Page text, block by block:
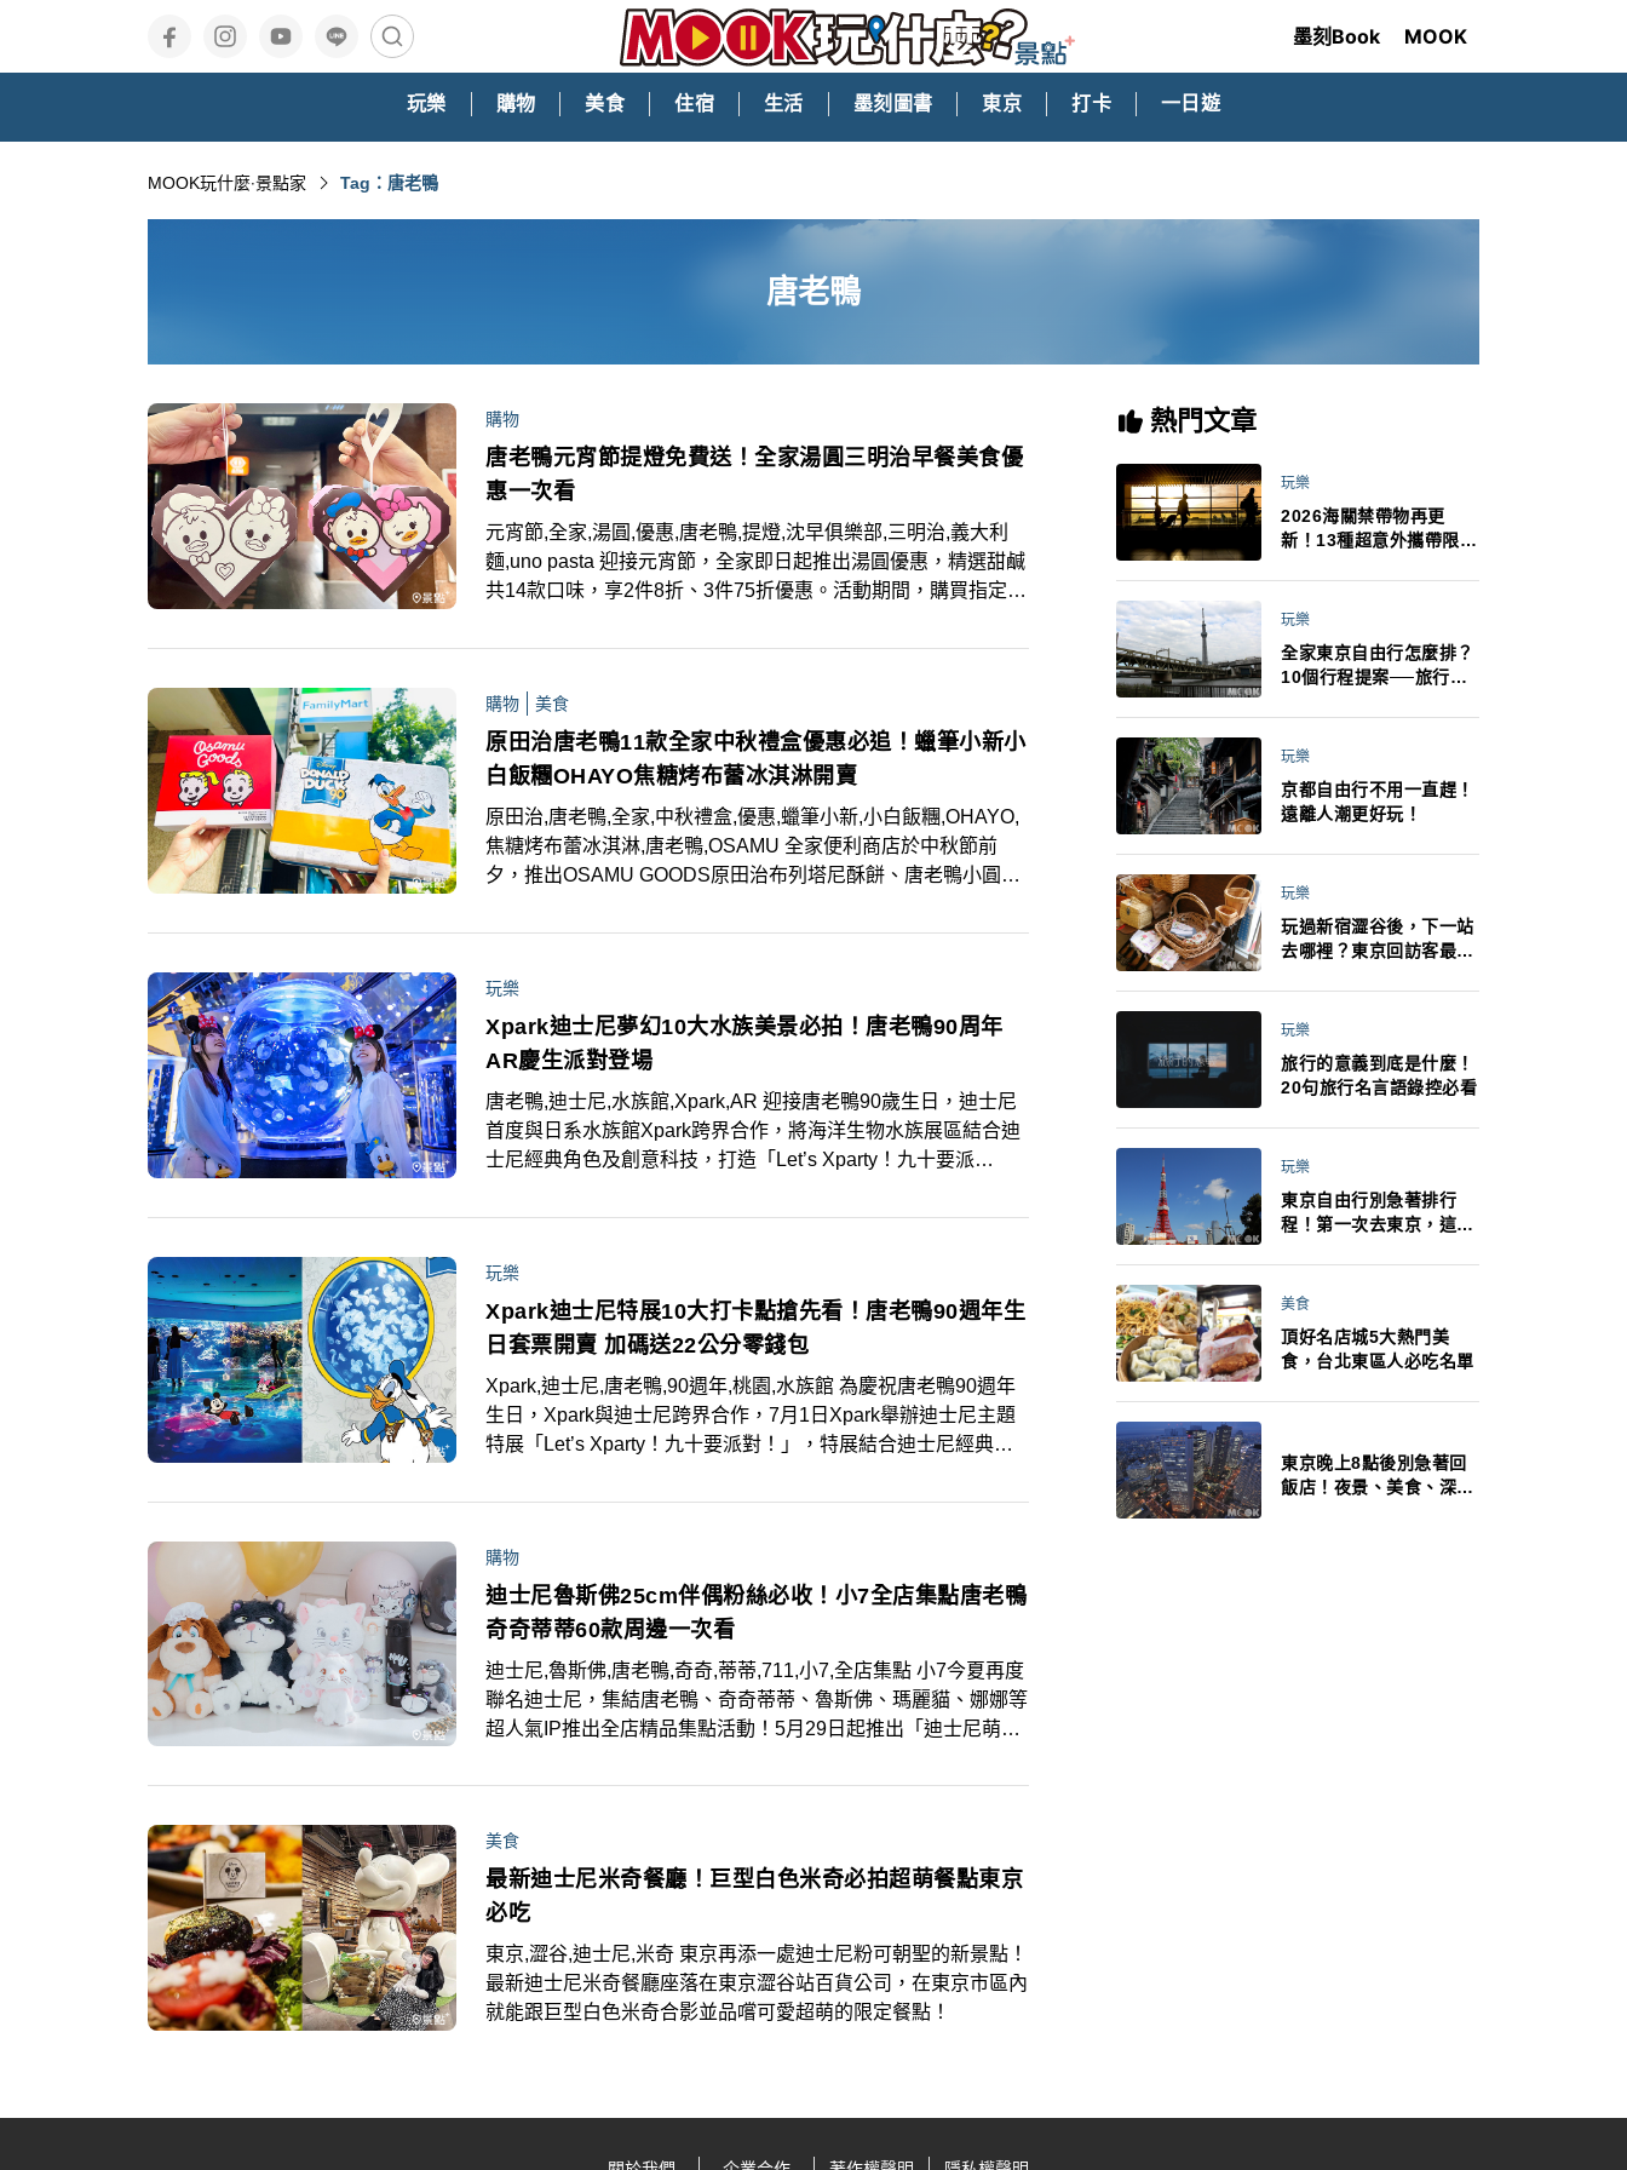
墨刻Book MOOK
玩樂 購物 美食 住宿 生活 墨刻圖書 東京 打卡 一日遊
MOOK玩什麼‧景點家 Tag：唐老鴨
唐老鴨
購物
唐老鴨元宵節提燈免費送！全家湯圓三明治早餐美食優
惠一次看
元宵節,全家,湯圓,優惠,唐老鴨,提燈,沈早俱樂部,三明治,義大利
麵,uno pasta 迎接元宵節，全家即日起推出湯圓優惠，精選甜鹹
共14款口味，享2件8折、3件75折優惠。活動期間，購買指定商
氣氛。此外，全家與「沈早俱樂部」聯名，推出全新3款三明
利麵天花板的uno pasta，即日起至2月18日全品項現折10元。
購物 美食
原田治唐老鴨11款全家中秋禮盒優惠必追！蠟筆小新小
白飯糰OHAYO焦糖烤布蕾冰淇淋開賣
原田治,唐老鴨,全家,中秋禮盒,優惠,蠟筆小新,小白飯糰,OHAYO,
焦糖烤布蕾冰淇淋,唐老鴨,OSAMU 全家便利商店於中秋節前
夕，推出OSAMU GOODS原田治布列塔尼酥餅、唐老鴨小圓餅
布蕾冰淇淋、銀波布丁等人氣夯品！此外，全家繼盲盒系蠟筆小
萌必拍的「小白鹽味飯糰」！
玩樂
Xpark迪士尼夢幻10大水族美景必拍！唐老鴨90周年
AR慶生派對登場
唐老鴨,迪士尼,水族館,Xpark,AR 迎接唐老鴨90歲生日，迪士尼
首度與日系水族館Xpark跨界合作，將海洋生物水族展區結合迪
士尼經典角色及創意科技，打造「Let’s Xparty！九十要派
幻打卡點粉絲必拍！
玩樂
Xpark迪士尼特展10大打卡點搶先看！唐老鴨90週年生
日套票開賣 加碼送22公分零錢包
Xpark,迪士尼,唐老鴨,90週年,桃園,水族館 為慶祝唐老鴨90週年
生日，Xpark與迪士尼跨界合作，7月1日Xpark舉辦迪士尼主題
特展「Let’s Xparty！九十要派對！」，特展結合迪士尼經典角
的體驗，與迪士尼好朋友們迎接唐老鴨90週年生日！主題特展
包，粉絲們把握機會搶票！
購物
迪士尼魯斯佛25cm伴偶粉絲必收！小7全店集點唐老鴨
奇奇蒂蒂60款周邊一次看
迪士尼,魯斯佛,唐老鴨,奇奇,蒂蒂,711,小7,全店集點 小7今夏再度
聯名迪士尼，集結唐老鴨、奇奇蒂蒂、魯斯佛、瑪麗貓、娜娜等
超人氣IP推出全店精品集點活動！5月29日起推出「迪士尼萌寵
蒂森林嘉年華」接力，三大主題共超過60款超療癒限量週邊商
美食
最新迪士尼米奇餐廳！巨型白色米奇必拍超萌餐點東京
必吃
東京,澀谷,迪士尼,米奇 東京再添一處迪士尼粉可朝聖的新景點！
最新迪士尼米奇餐廳座落在東京澀谷站百貨公司，在東京市區內
就能跟巨型白色米奇合影並品嚐可愛超萌的限定餐點！
熱門文章
玩樂
2026海關禁帶物再更
新！13種超意外攜帶限
最高還罰百萬！注意事項
玩樂
全家東京自由行怎麼排？
10個行程提案──旅行不
法！
玩樂
京都自由行不用一直趕！
遠離人潮更好玩！
玩樂
玩過新宿澀谷後，下一站
去哪裡？東京回訪客最推
玩樂
旅行的意義到底是什麼！
20句旅行名言語錄控必看
玩樂
東京自由行別急著排行
程！第一次去東京，這10
美食
頂好名店城5大熱門美
食，台北東區人必吃名單
東京晚上8點後別急著回
飯店！夜景、美食、深夜